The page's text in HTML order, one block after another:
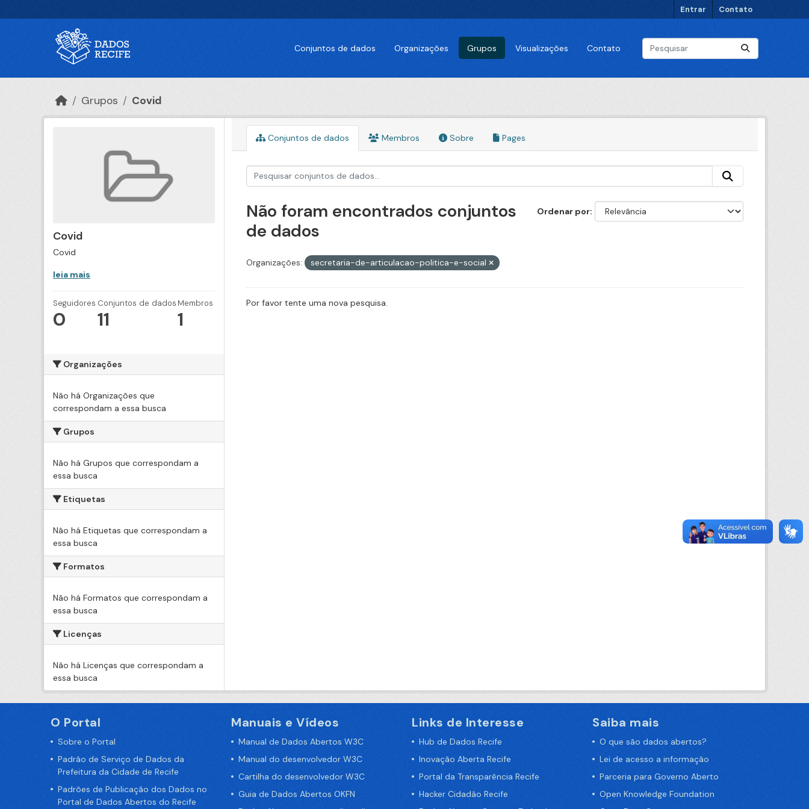
Entrar Contato
Conjuntos de dados Organizações Grupos Visualizações Contato
Grupos Covid
Covid
Covid
leia mais
Seguidores
0
Conjuntos de dados
11
Membros
1
Organizações
Não há Organizações que
correspondam a essa busca
Grupos
Não há Grupos que correspondam a
essa busca
Etiquetas
Não há Etiquetas que correspondam a
essa busca
Formatos
Não há Formatos que correspondam a
essa busca
Licenças
Não há Licenças que correspondam a
essa busca
Conjuntos de dados Membros Sobre Pages
Ordenar por
Não foram encontrados conjuntos
de dados
Organizações: secretaria-de-articulacao-politica-e-social
Por favor tente uma nova pesquisa.
O Portal
Sobre o Portal
Padrão de Serviço de Dados da
Prefeitura da Cidade de Recife
Padrões de Publicação dos Dados no
Portal de Dados Abertos do Recife
Manuais e Vídeos
Manual de Dados Abertos W3C
Manual do desenvolvedor W3C
Cartilha do desenvolvedor W3C
Guia de Dados Abertos OKFN
Links de Interesse
Hub de Dados Recife
Inovação Aberta Recife
Portal da Transparência Recife
Hacker Cidadão Recife
Saiba mais
O que são dados abertos?
Lei de acesso a informação
Parceria para Governo Aberto
Open Knowledge Foundation